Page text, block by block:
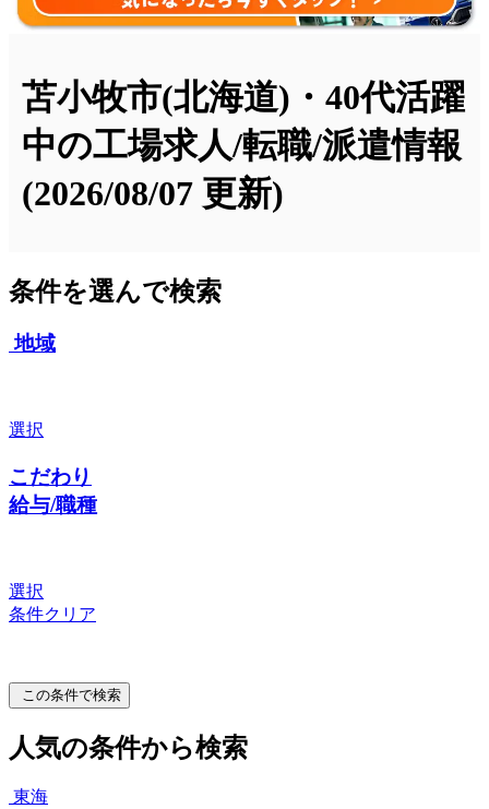
苫小牧市(北海道)・40代活躍
中の工場求人/転職/派遣情報
(2026/08/07 更新)
条件を選んで検索
地域
選択
こだわり
給与/職種
選択
条件クリア
この条件で検索
人気の条件から検索
東海